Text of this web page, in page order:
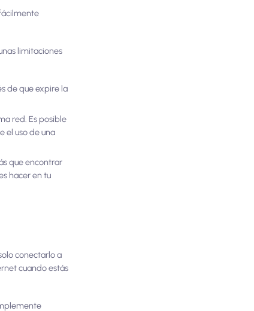
limitaciones
de que expire la
red. Es posible
el uso de una
que encontrar
hacer en tu
conectarlo a
cuando estás